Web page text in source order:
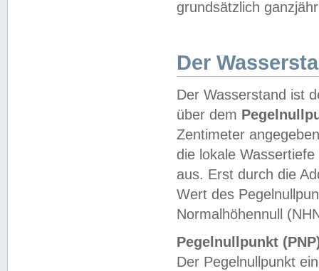
grundsätzlich
Der
Der Wasserstand ist
über dem
Zentimeter
die lokale
aus. Erst durch die
Wert des
Normalhöhennull
Pegelnullpunkt
Der Pegelnullpunkt